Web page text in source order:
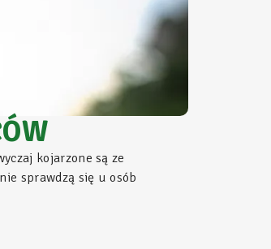
kojarzone są ze
sprawdzą się u osób